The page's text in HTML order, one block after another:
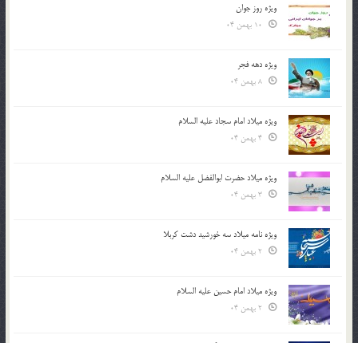
ویژه روز جوان
ویژه دهه فجر
ویژه میلاد امام سجاد علیه السلام
ویژه میلاد حضرت ابوالفضل علیه السلام
ویژه نامه میلاد سه خورشید دشت کربلا
ویژه میلاد امام حسین علیه السلام